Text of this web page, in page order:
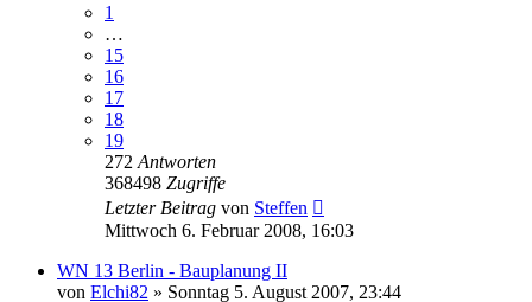
1
…
15
16
17
18
19
272 Antworten
368498 Zugriffe
Letzter Beitrag von Steffen
Mittwoch 6. Februar 2008, 16:03
WN 13 Berlin - Bauplanung II
von Elchi82 » Sonntag 5. August 2007, 23:44